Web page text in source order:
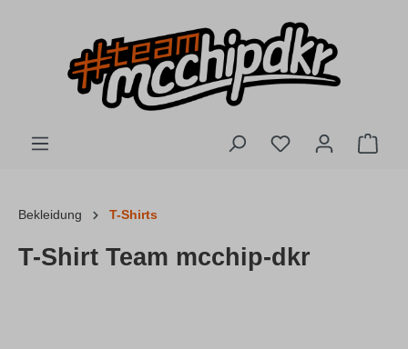
Du hast 0
Bekleidung T-Shirts
T-Shirt Team mcchip-dkr